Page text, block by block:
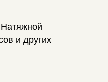
и других